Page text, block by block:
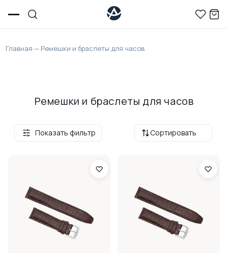
Главная — Ремешки и браслеты для часов
Ремешки и браслеты для часов
Сортировать
Показать фильтр